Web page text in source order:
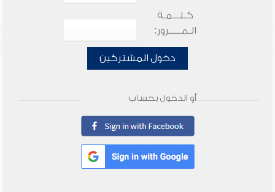
كـلـــمـة
الـمـــــرور:
دخول المشتركين
أو الدخول بحساب